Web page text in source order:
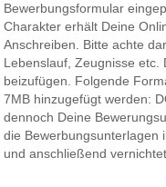
Bewerbungsformular
Charakter erhält Deine
Anschreiben. Bitte achte
Lebenslauf, Zeugnisse etc.
beizufügen. Folgende
7MB hinzugefügt werden:
dennoch Deine
die Bewerbungsunterlagen
und anschließend vernichtet.